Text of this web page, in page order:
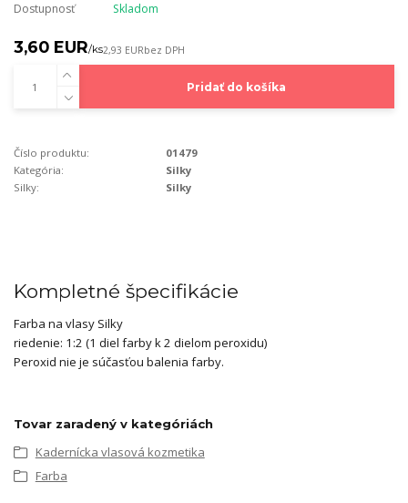
Dostupnosť Skladom
3,60 EUR/ks2,93 EURbez DPH
Pridať do košíka
Číslo produktu:
01479
Kategória:
Silky
Silky:
Silky
Kompletné špecifikácie
Farba na vlasy Silky
riedenie: 1:2 (1 diel farby k 2 dielom peroxidu)
Peroxid nie je súčasťou balenia farby.
Tovar zaradený v kategóriách
Kadernícka vlasová kozmetika
Farba